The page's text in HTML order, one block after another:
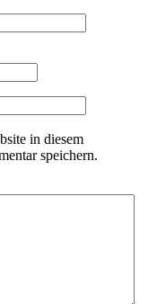
in diesem
speichern.